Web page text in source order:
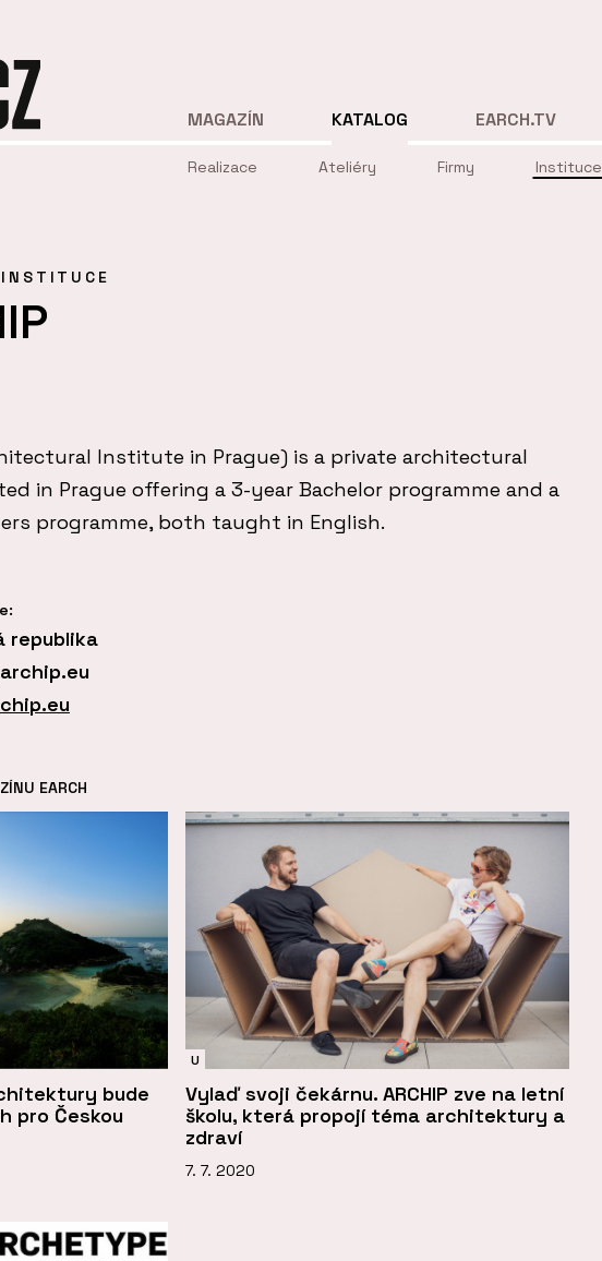
MAGAZÍN KATALOG
Realizace Ateliéry Firmy Instituce
EARCH.TV
INSTITUCE
Institute in Prague) is a private architectural
in Prague offering a 3-year Bachelor programme and a
programme, both taught in English.
republika
EARCH
bude
pro Českou
U
Vylaď svoji čekárnu. ARCHIP zve na letní
školu, která propojí téma architektury a
zdraví
7. 7. 2020